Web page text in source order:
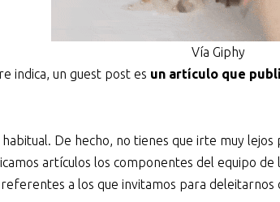
Vía Giphy
indica, un guest post es un artículo que
De hecho, no tienes que irte muy
artículos los componentes del equipo
a los que invitamos para deleitarnos